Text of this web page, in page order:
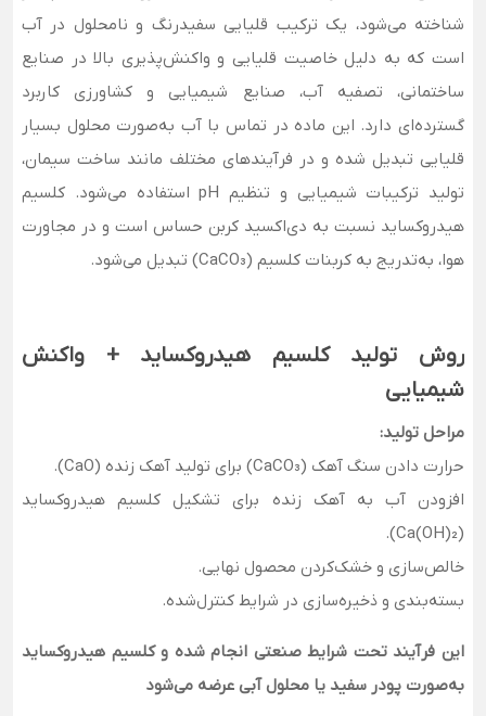
شناخته می‌شود، یک ترکیب قلیایی سفیدرنگ و نامحلول در آب
است که به دلیل خاصیت قلیایی و واکنش‌پذیری بالا در صنایع
ساختمانی، تصفیه آب، صنایع شیمیایی و کشاورزی کاربرد
گسترده‌ای دارد. این ماده در تماس با آب به‌صورت محلول بسیار
قلیایی تبدیل شده و در فرآیندهای مختلف مانند ساخت سیمان،
تولید ترکیبات شیمیایی و تنظیم pH استفاده می‌شود. کلسیم
هیدروکساید نسبت به دی‌اکسید کربن حساس است و در مجاورت
هوا، به‌تدریج به کربنات کلسیم (CaCO₃) تبدیل می‌شود.
روش تولید کلسیم هیدروکساید + واکنش
شیمیایی
مراحل تولید:
حرارت دادن سنگ آهک (CaCO₃) برای تولید آهک زنده (CaO).
افزودن آب به آهک زنده برای تشکیل کلسیم هیدروکساید
(Ca(OH)₂).
خالص‌سازی و خشک‌کردن محصول نهایی.
بسته‌بندی و ذخیره‌سازی در شرایط کنترل‌شده.
این فرآیند تحت شرایط صنعتی انجام شده و کلسیم هیدروکساید
به‌صورت پودر سفید یا محلول آبی عرضه می‌شود